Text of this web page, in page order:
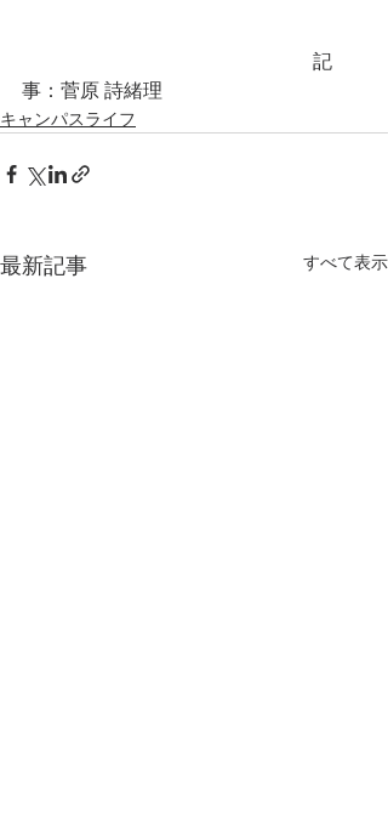
記
事：菅原 詩緒理
キャンパスライフ
最新記事 すべて表示